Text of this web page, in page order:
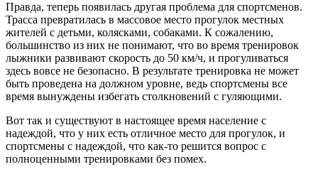
Правда, теперь появилась другая проблема для спортсменов.
Трасса превратилась в массовое место прогулок местных
жителей с детьми, колясками, собаками. К сожалению,
большинство из них не понимают, что во время тренировок
лыжники развивают скорость до 50 км/ч, и прогуливаться
здесь вовсе не безопасно. В результате тренировка не может
быть проведена на должном уровне, ведь спортсмены все
время вынуждены избегать столкновений с гуляющими.
Вот так и существуют в настоящее время население с
надеждой, что у них есть отличное место для прогулок, и
спортсмены с надеждой, что как-то решится вопрос с
полноценными тренировками без помех.